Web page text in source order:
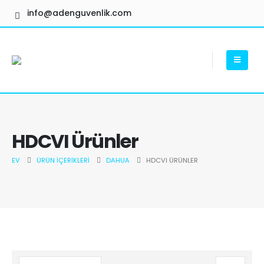
info@adenguvenlik.com
HDCVI Ürünler
EV ÜRÜN İÇERIKLERI DAHUA HDCVI ÜRÜNLER